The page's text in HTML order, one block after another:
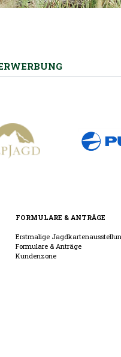
FORMULARE & ANTRÄGE
Erstmalige
Formulare & Anträge
Kundenzone